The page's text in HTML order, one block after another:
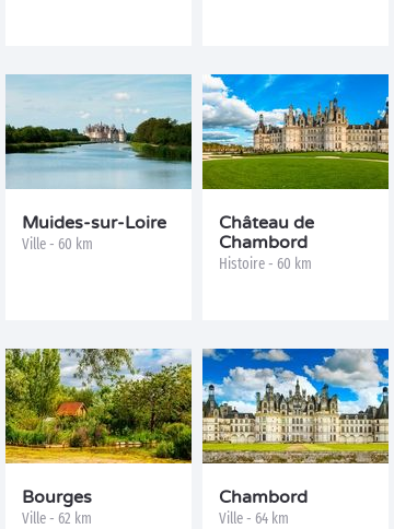
Muides-sur-Loire
Ville - 60 km
Château de
Chambord
Histoire - 60 km
Bourges
Ville - 62 km
Chambord
Ville - 64 km